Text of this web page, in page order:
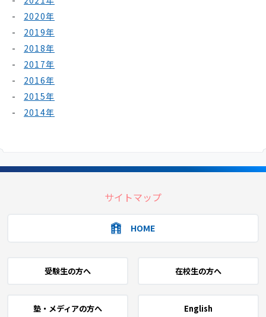
2020年
2019年
2018年
2017年
2016年
2015年
2014年
サイトマップ
HOME
受験生の方へ 在校生の方へ
塾・メディアの方へ English